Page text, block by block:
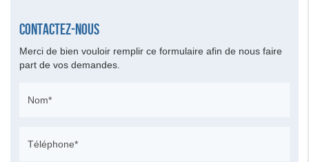
Contactez-nous
Merci de bien vouloir remplir ce formulaire afin de nous faire
part de vos demandes.